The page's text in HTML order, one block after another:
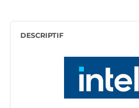
DESCRIPTIF